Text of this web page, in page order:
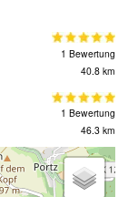
1 Bewertung
40.8 km
1 Bewertung
46.3 km